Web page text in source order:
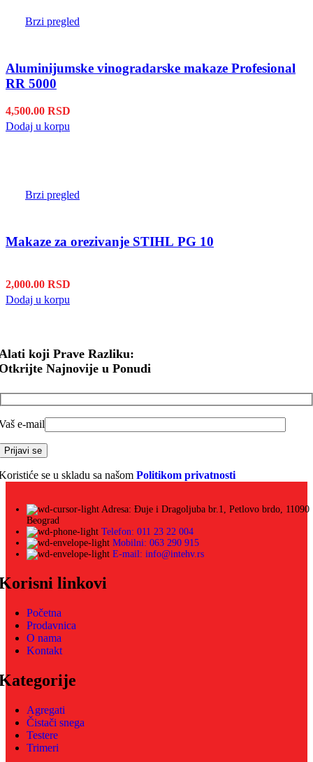
Brzi pregled
Aluminijumske vinogradarske makaze Profesional
RR 5000
4,500.00 RSD
Dodaj u korpu
Brzi pregled
Makaze za orezivanje STIHL PG 10
2,000.00 RSD
Dodaj u korpu
koji Prave Razliku:
Najnovije u Ponudi
e-mail
se u skladu sa našom Politikom privatnosti
Adresa: Đuje i Dragoljuba br.1, Petlovo brdo, 11090
Beograd
Telefon: 011 23 22 004
Mobilni: 063 290 915
E-mail: info@intehv.rs
linkovi
Početna
Prodavnica
O nama
Kontakt
Agregati
Čistači snega
Testere
Trimeri